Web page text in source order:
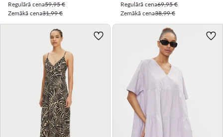
Regulārā cena59,95 €
Zemākā cena31,99 €
Regulārā cena69,95 €
Zemākā cena38,99 €